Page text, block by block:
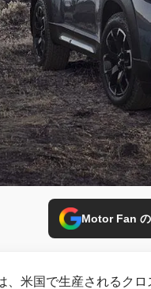
Motor Fan
、米国で生産されるク